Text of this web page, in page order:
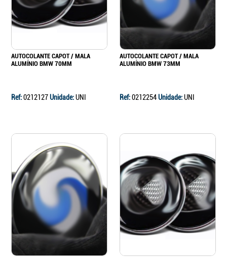
AUTOCOLANTE CAPOT / MALA
ALUMÍNIO BMW 70MM
Ref:0212127Unidade:UNI
AUTOCOLANTE CAPOT / MALA
ALUMÍNIO BMW 73MM
Ref:0212254Unidade:UNI